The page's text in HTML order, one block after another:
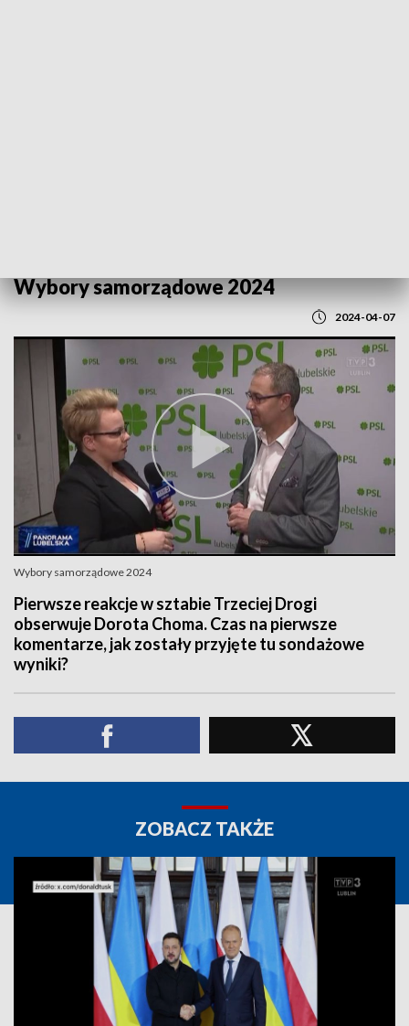
Wybory samorządowe 2024
2024-04-07
Wybory samorządowe 2024
Pierwsze reakcje w sztabie Trzeciej Drogi
obserwuje Dorota Choma. Czas na pierwsze
komentarze, jak zostały przyjęte tu sondażowe
wyniki?
ZOBACZ TAKŻE